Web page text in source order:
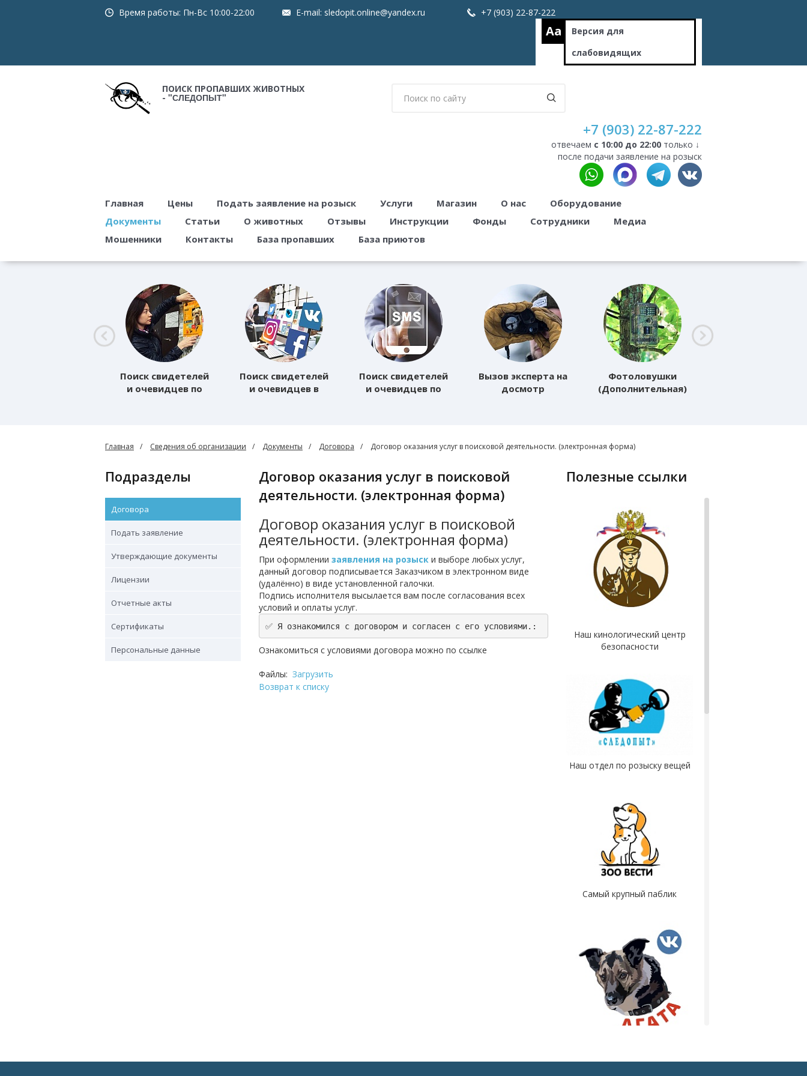
Время работы: Пн-Вс 10:00-22:00 E-mail: sledopit.online@yandex.ru +7 (903) 22-87-222
Aa
Версия для
слабовидящих
ПОИСК ПРОПАВШИХ ЖИВОТНЫХ
-"СЛЕДОПЫТ"
+7 (903) 22-87-222
отвечаем c 10:00 до 22:00 только ↓
после подачи заявление на розыск
Главная Цены Подать заявление на розыск Услуги Магазин О нас
Оборудование
Документы
Статьи О животных Отзывы Инструкции Фонды Сотрудники
Медиа
Мошенники
Контакты База пропавших База приютов
Поиск свидетелей
и очевидцев по
Поиск свидетелей
и очевидцев в
Поиск свидетелей
и очевидцев по
Вызов эксперта на
досмотр
Фотоловушки
(Дополнительная)
Главная Сведения об организации Документы Договора Договор оказания услуг в поисковой деятельности. (электронная форма)
Подразделы
Договора
Подать заявление
Утверждающие документы
Лицензии
Отчетные акты
Сертификаты
Персональные данные
Договор оказания услуг в поисковой
деятельности. (электронная форма)
Договор оказания услуг в поисковой
деятельности. (электронная форма)
При оформлении заявления на розыск и выборе любых услуг,
данный договор подписывается Заказчиком в электронном виде
(удалённо) в виде установленной галочки.
Подпись исполнителя высылается вам после согласования всех
условий и оплаты услуг.
✅ Я ознакомился с договором и согласен с его условиями.:
Ознакомиться с условиями договора можно по ссылке
Файлы: Загрузить
Возврат к списку
полезные ссылки
Наш кинологический центр
безопасности
Наш отдел по розыску вещей
Самый крупный паблик